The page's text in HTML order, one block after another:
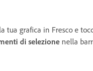
tua grafica in Fresco e
di selezione nella